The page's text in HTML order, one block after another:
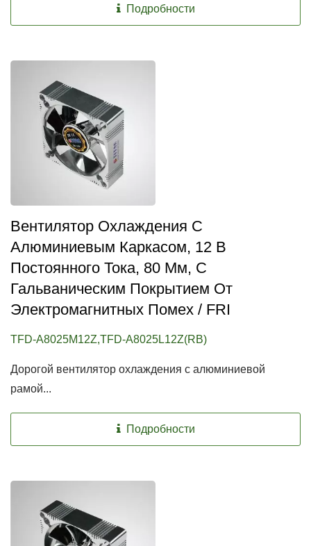
Подробности
Вентилятор Охлаждения С
Алюминиевым Каркасом, 12 В
Постоянного Тока, 80 Мм, С
Гальваническим Покрытием От
Электромагнитных Помех / FRI
TFD-A8025M12Z,TFD-A8025L12Z(RB)
Дорогой вентилятор охлаждения с алюминиевой
рамой...
Подробности